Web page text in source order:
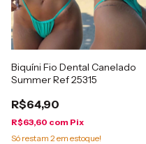
Biquíni Fio Dental Canelado
Summer Ref 25315
R$64,90
R$63,60 com Pix
Só restam 2em estoque!